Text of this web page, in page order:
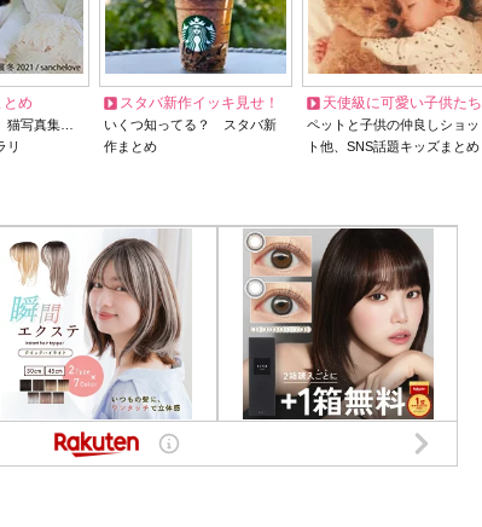
め
猫写真集…
リ
スタバ新作イッキ見せ！
いくつ知ってる？ スタバ新
作まとめ
天使級に可愛い子供たち
ペットと子供の仲良しショッ
ト他、SNS話題キッズまとめ